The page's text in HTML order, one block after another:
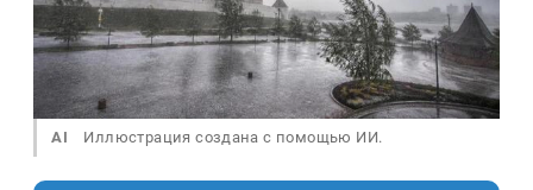
AI Иллюстрация создана с помощью ИИ.